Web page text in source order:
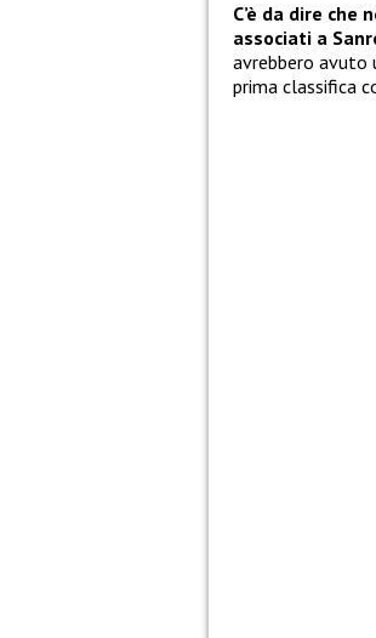
C’è da dire
associati a
avrebbero avuto
prima classifica